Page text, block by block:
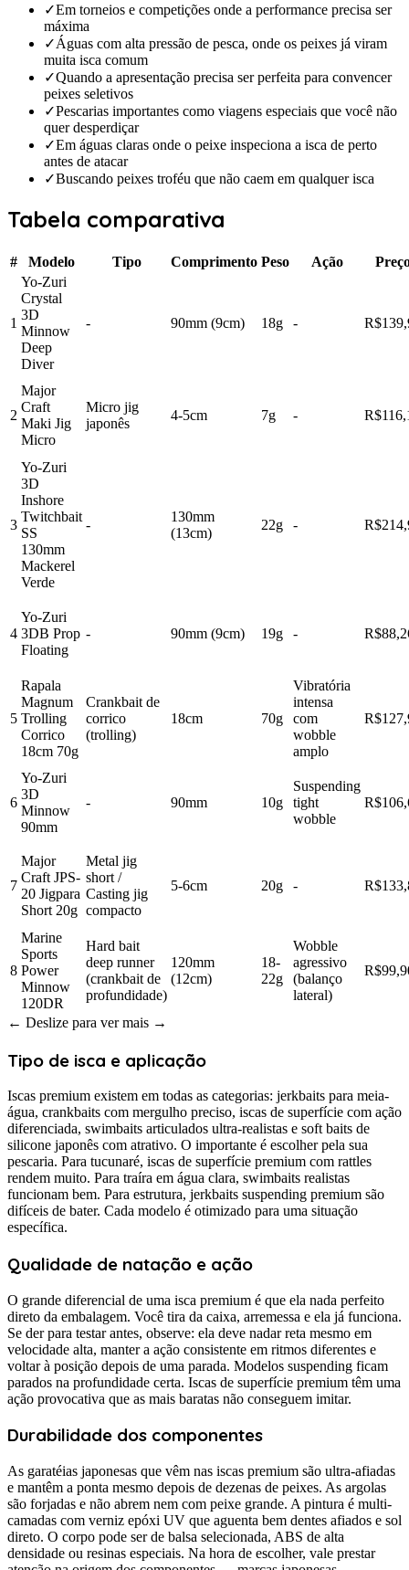
✓Em torneios e competições onde a performance precisa ser
máxima
✓Águas com alta pressão de pesca, onde os peixes já viram
muita isca comum
✓Quando a apresentação precisa ser perfeita para convencer
peixes seletivos
✓Pescarias importantes como viagens especiais que você não
quer desperdiçar
✓Em águas claras onde o peixe inspeciona a isca de perto
antes de atacar
✓Buscando peixes troféu que não caem em qualquer isca
Tabela comparativa
# Modelo Tipo Comprimento Peso Ação
1
Yo-Zuri
Crystal
3D
Minnow
Deep
Diver
- 90mm (9cm) 18g -
2
Major
Craft
Maki Jig
Micro
Micro jig
japonês
4-5cm 7g -
3
Yo-Zuri
3D
Inshore
Twitchbait
SS
130mm
Mackerel
Verde
-
130mm
(13cm)
22g -
4
Yo-Zuri
3DB Prop
Floating
- 90mm (9cm) 19g -
5
Rapala
Magnum
Trolling
Corrico
18cm 70g
Crankbait de
corrico
(trolling)
18cm 70g
Vibratória
intensa
com
wobble
amplo
6
Yo-Zuri
3D
Minnow
90mm
- 90mm 10g
Suspending
tight
wobble
7
Major
Craft JPS-
20 Jigpara
Short 20g
Metal jig
short /
Casting jig
compacto
5-6cm 20g -
8
Marine
Sports
Power
Minnow
120DR
Hard bait
deep runner
(crankbait de
profundidade)
120mm
(12cm)
18-
22g
Wobble
agressivo
(balanço
lateral)
← Deslize para ver mais →
Tipo de isca e aplicação
Iscas premium existem em todas as categorias: jerkbaits para meia-
água, crankbaits com mergulho preciso, iscas de superfície com ação
diferenciada, swimbaits articulados ultra-realistas e soft baits de
silicone japonês com atrativo. O importante é escolher pela sua
pescaria. Para tucunaré, iscas de superfície premium com rattles
rendem muito. Para traíra em água clara, swimbaits realistas
funcionam bem. Para estrutura, jerkbaits suspending premium são
difíceis de bater. Cada modelo é otimizado para uma situação
específica.
Qualidade de natação e ação
O grande diferencial de uma isca premium é que ela nada perfeito
direto da embalagem. Você tira da caixa, arremessa e ela já funciona.
Se der para testar antes, observe: ela deve nadar reta mesmo em
velocidade alta, manter a ação consistente em ritmos diferentes e
voltar à posição depois de uma parada. Modelos suspending ficam
parados na profundidade certa. Iscas de superfície premium têm uma
ação provocativa que as mais baratas não conseguem imitar.
Durabilidade dos componentes
As garatéias japonesas que vêm nas iscas premium são ultra-afiadas
e mantêm a ponta mesmo depois de dezenas de peixes. As argolas
são forjadas e não abrem nem com peixe grande. A pintura é multi-
camadas com verniz epóxi UV que aguenta bem dentes afiados e sol
direto. O corpo pode ser de balsa selecionada, ABS de alta
densidade ou resinas especiais. Na hora de escolher, vale prestar